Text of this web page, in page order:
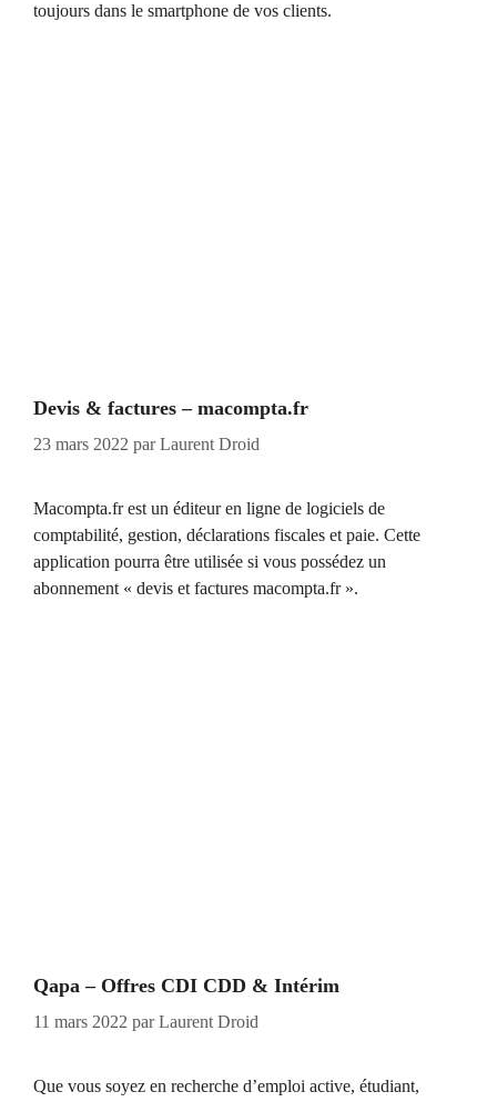
toujours dans le smartphone de vos clients.
Devis & factures – macompta.fr
23 mars 2022 parLaurent Droid
Macompta.fr est un éditeur en ligne de logiciels de
comptabilité, gestion, déclarations fiscales et paie. Cette
application pourra être utilisée si vous possédez un
abonnement « devis et factures macompta.fr ».
Qapa – Offres CDI CDD & Intérim
11 mars 2022 parLaurent Droid
Que vous soyez en recherche d’emploi active, étudiant,